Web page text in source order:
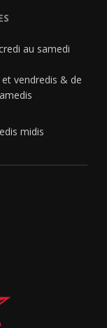
au samedi
vendredis & de
midis